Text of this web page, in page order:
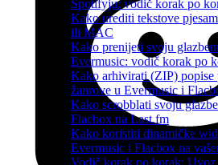
Spotifyju: vodič korak po
Kako urediti tekstove
ili MAC
Kako prenijeti svoju
Evermusic: vodič korak po
Kako arhivirati (ZIP) popise
žanrove u Evermusic i
Kako scrobblati svoju
Flacbox na Last.fm
Kako koristiti dinamičke
Evermusic i Flacbox na
Vodič korak po korak: